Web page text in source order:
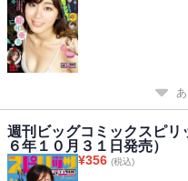
週刊ビッグコミックスピ
６年１０月３１日発売）
¥356 (税込)